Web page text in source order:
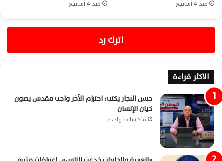
منذ 4 أسابيع منذ 4 أسابيع
اترك رد
الاكثر قراءة
حسن النجار يكتب: احترام الآخر واجب مقدس يصون
كيان الإنسان
منذ ساعة واحدة